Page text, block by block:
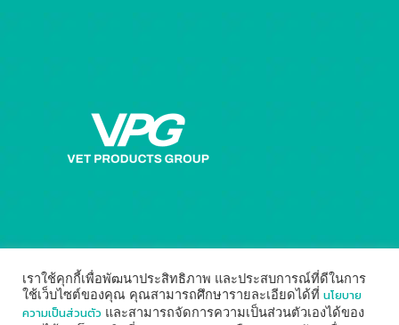
เราใช้คุกกี้เพื่อพัฒนาประสิทธิภาพ และประสบการณ์ที่ดีในการ
ใช้เว็บไซต์ของคุณ คุณสามารถศึกษารายละเอียดได้ที่ นโยบาย
ความเป็นส่วนตัว และสามารถจัดการความเป็นส่วนตัวเองได้ของ